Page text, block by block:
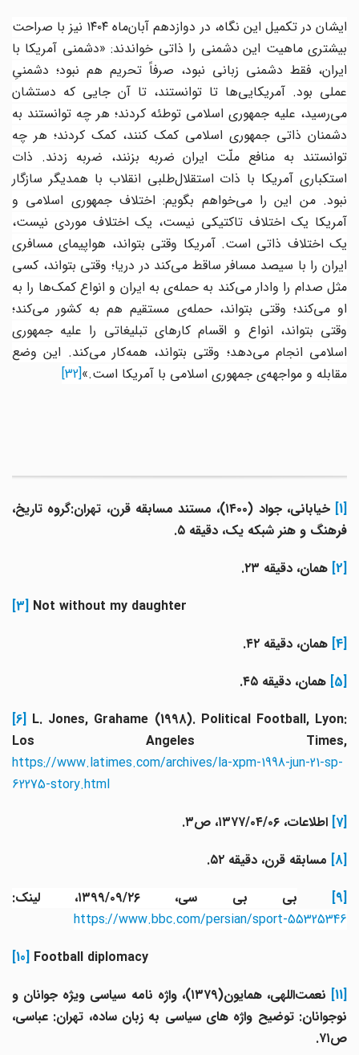
ایشان در تکمیل این نگاه، در دوازدهم آبان‌ماه۱۴۰۴نیز با صراحت
بیشتری ماهیت این دشمنی را ذاتی خواندند: «دشمنی آمریکا با
ایران، فقط دشمنی زبانی نبود، صرفاً تحریم هم نبود؛ دشمنیِ
عملی بود. آمریکایی‌ها تا توانستند، تا آن جایی که دستشان
می‌رسید، علیه جمهوری اسلامی توطئه کردند؛ هر چه توانستند به
دشمنان ذاتی جمهوری اسلامی کمک کنند، کمک کردند؛ هر چه
توانستند به منافع ملّت ایران ضربه بزنند، ضربه زدند. ذات
استکباری آمریکا با ذات استقلال‌طلبی انقلاب با همدیگر سازگار
نبود. من این را می‌خواهم بگویم: اختلاف جمهوری اسلامی و
آمریکا یک اختلاف تاکتیکی نیست، یک اختلاف موردی نیست،
یک اختلاف ذاتی است. آمریکا وقتی بتواند، هواپیمای مسافری
ایران را با سیصد مسافر ساقط میکند در دریا؛ وقتی بتواند، کسی
مثل صدام را وادار می‌کند به حمله‌ی به ایران و انواع کمک‌ها را به
او می‌کند؛ وقتی بتواند، حمله‌ی مستقیم هم به کشور می‌کند؛
وقتی بتواند، انواع و اقسام کارهای تبلیغاتی را علیه جمهوری
اسلامی انجام می‌دهد؛ وقتی بتواند، همه‌کار میکند. این وضع
مقابله و مواجهه‌ی جمهوری اسلامی با آمریکا است.»
[32]
خیابانی، جواد (۱۴۰۰)، مستند مسابقه قرن، تهران:‌گروه تاریخ،
فرهنگ و هنر شبکه یک، دقیقه ۵.
همان، دقیقه ۲۳.
[3] Not without my daughter
همان، دقیقه ۴۲.
همان، دقیقه ۴۵.
[6] L. Jones, Grahame (1998). Political Football, Lyon:
Los Angeles Times,
https://www.latimes.com/archives/la-xpm-1998-jun-21-sp-
62275-story.html
اطلاعات، ۱۳۷۷/۰۴/۰۶، ص۳.
مسابقه قرن، دقیقه ۵۲.
بی بی سی، ۱۳۹۹/۰۹/۲۶، لینک:
https://www.bbc.com/persian/sport-55325346
[10] Football diplomacy
نعمت‌اللهی، همایون(۱۳۷۹)، واژه نامه سیاسی ویژه جوانان و
نوجوانان: توضیح واژه‌ های سیاسی به زبان ساده، تهران: عباسی،
ص۷۱.